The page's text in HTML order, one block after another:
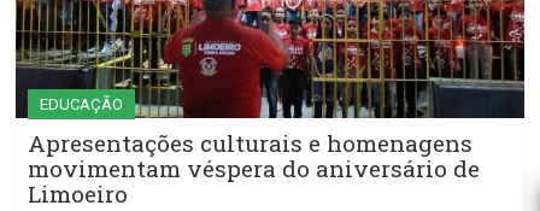
EDUCAÇÃO
Apresentações culturais e homenagens
movimentam véspera do aniversário de
Limoeiro